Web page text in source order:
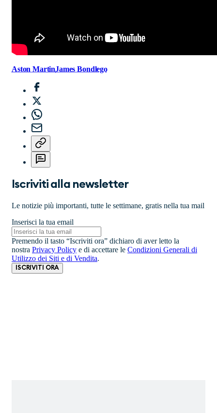
Aston MartinJames Bondlego
Iscriviti alla newsletter
Le notizie più importanti, tutte le settimane, gratis nella tua mail
Inserisci la tua email
Premendo il tasto “Iscriviti ora” dichiaro di aver letto la
nostra Privacy Policy e di accettare le Condizioni Generali di
Utilizzo dei Siti e di Vendita.
ISCRIVITI ORA